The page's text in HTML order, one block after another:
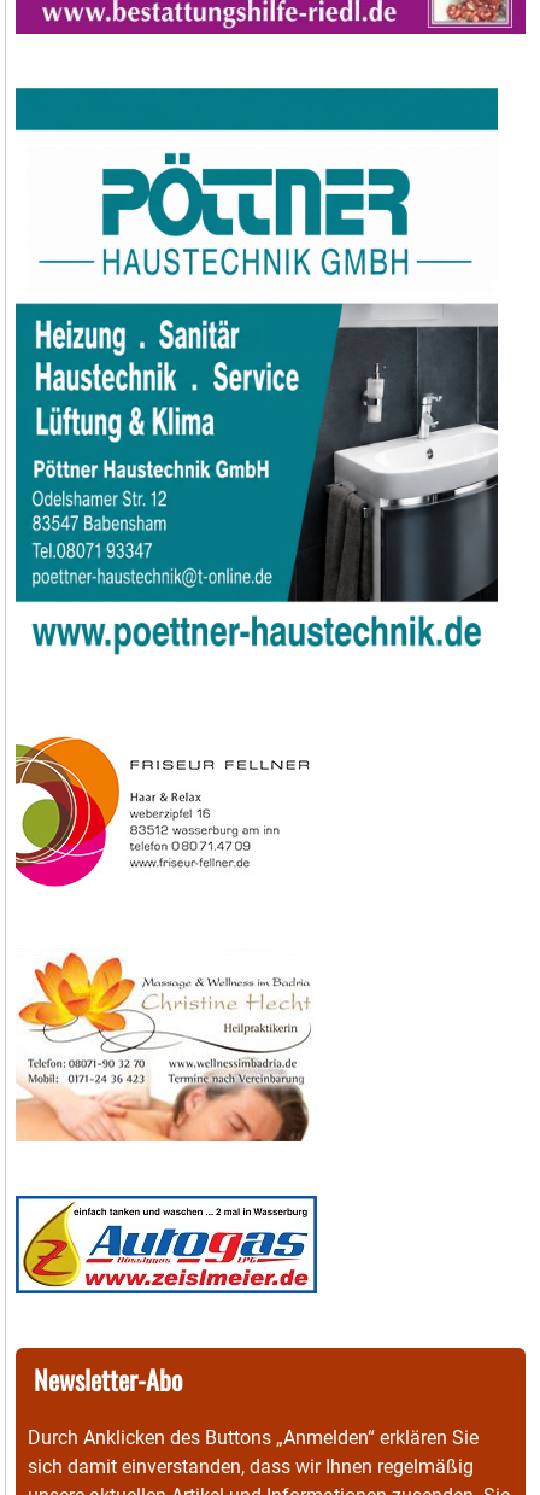
Newsletter-Abo
Durch Anklicken des Buttons „Anmelden“ erklären Sie
sich damit einverstanden, dass wir Ihnen regelmäßig